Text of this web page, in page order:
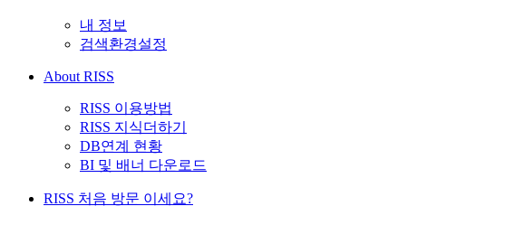
내 정보
검색환경설정
About RISS
RISS 이용방법
RISS 지식더하기
DB연계 현황
BI 및 배너 다운로드
RISS 처음 방문 이세요?